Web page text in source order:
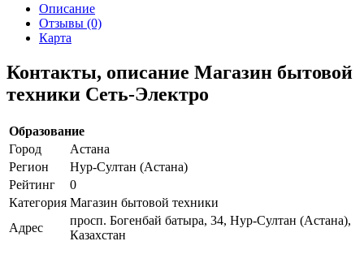
Описание
Отзывы (0)
Карта
Контакты, описание Магазин бытовой
техники Сеть-Электро
Образование
Город
Астана
Регион
Нур-Султан (Астана)
Рейтинг
0
Категория Магазин бытовой техники
Адрес
просп. Богенбай батыра, 34, Нур-Султан (Астана),
Казахстан